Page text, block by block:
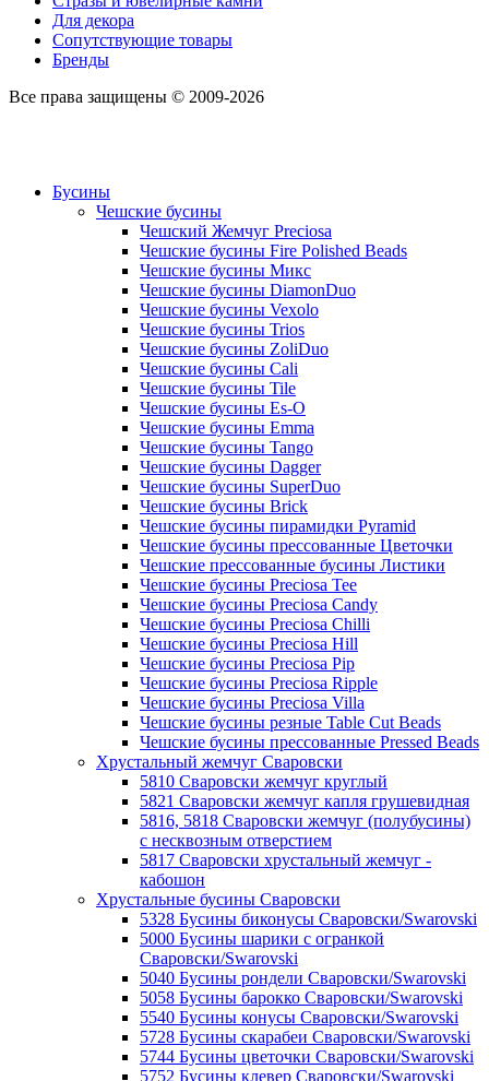
Для декора
Сопутствующие товары
Бренды
Все права защищены © 2009-2026
Бусины
Чешские бусины
Чешский Жемчуг Preciosa
Чешские бусины Fire Polished Beads
Чешские бусины Микс
Чешские бусины DiamonDuo
Чешские бусины Vexolo
Чешские бусины Trios
Чешские бусины ZoliDuo
Чешские бусины Cali
Чешские бусины Tile
Чешские бусины Es-O
Чешские бусины Emma
Чешские бусины Tango
Чешские бусины Dagger
Чешские бусины SuperDuo
Чешские бусины Brick
Чешские бусины пирамидки Pyramid
Чешские бусины прессованные Цветочки
Чешские прессованные бусины Листики
Чешские бусины Preciosa Tee
Чешские бусины Preciosa Candy
Чешские бусины Preciosa Chilli
Чешские бусины Preciosa Hill
Чешские бусины Preciosa Pip
Чешские бусины Preciosa Ripple
Чешские бусины Preciosa Villa
Чешские бусины резные Table Cut Beads
Чешские бусины прессованные Pressed Beads
Хрустальный жемчуг Сваровски
5810 Сваровски жемчуг круглый
5821 Сваровски жемчуг капля грушевидная
5816, 5818 Сваровски жемчуг (полубусины)
с несквозным отверстием
5817 Сваровски хрустальный жемчуг -
кабошон
Хрустальные бусины Сваровски
5328 Бусины биконусы Сваровски/Swarovski
5000 Бусины шарики с огранкой
Сваровски/Swarovski
5040 Бусины рондели Сваровски/Swarovski
5058 Бусины барокко Сваровски/Swarovski
5540 Бусины конусы Сваровски/Swarovski
5728 Бусины скарабеи Сваровски/Swarovski
5744 Бусины цветочки Сваровски/Swarovski
5752 Бусины клевер Сваровски/Swarovski